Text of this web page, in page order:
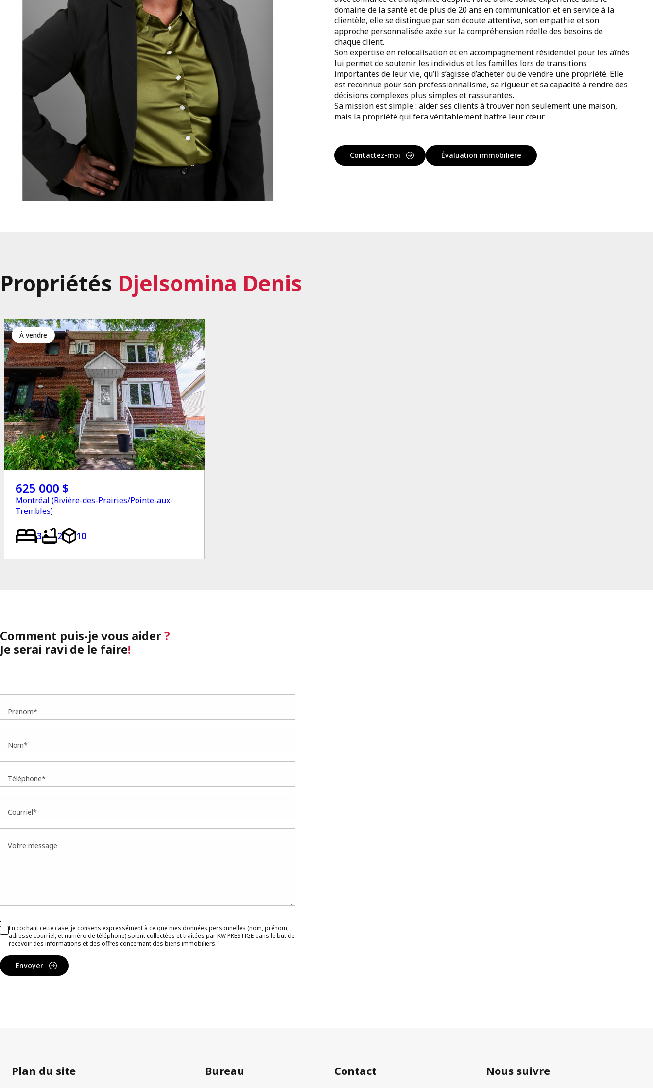
domaine de la santé et de plus de 20 ans en communication et en service à la
clientèle, elle se distingue par son écoute attentive, son empathie et son
approche personnalisée axée sur la compréhension réelle des besoins de
chaque client.
Son expertise en relocalisation et en accompagnement résidentiel pour les aînés
lui permet de soutenir les individus et les familles lors de transitions
importantes de leur vie, qu’il s’agisse d’acheter ou de vendre une propriété. Elle
est reconnue pour son professionnalisme, sa rigueur et sa capacité à rendre des
décisions complexes plus simples et rassurantes.
Sa mission est simple : aider ses clients à trouver non seulement une maison,
mais la propriété qui fera véritablement battre leur cœur.
Contactez-moi Évaluation immobilière
Propriétés Djelsomina Denis
à vendre
625 000 $
Montréal (Rivière-des-Prairies/Pointe-aux-
Trembles)
3 2 10
Comment puis-je vous aider?
Je serai ravi de le faire!
Prénom*
Nom*
Téléphone*
Courriel*
Votre message
En cochant cette case, je consens expressément à ce que mes données personnelles (nom, prénom,
adresse courriel, et numéro de téléphone) soient collectées et traitées par KW PRESTIGE dans le but de
recevoir des informations et des offres concernant des biens immobiliers.
Envoyer
Plan du site Bureau Contact Nous suivre